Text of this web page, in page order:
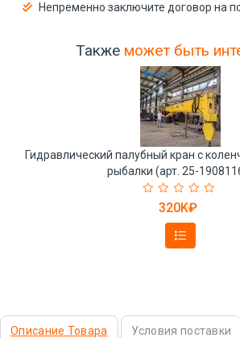
Непременно заключите договор на
Также может быть
Гидравлический палубный кран с
рыбалки (арт. 25-
320K₽
Описание Товара Условия поставки